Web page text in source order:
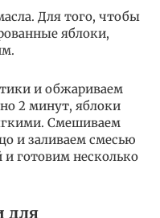
Для того, чтобы
яблоки,
и обжариваем
2 минут, яблоки
Смешиваем
и заливаем смесью
готовим несколько
для